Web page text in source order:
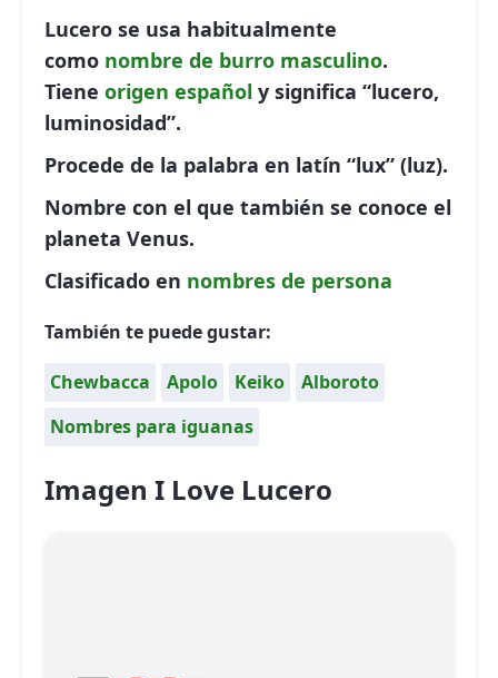
Lucero se usa habitualmente
como nombre de burro masculino.
Tiene origen español y significa “lucero,
luminosidad”.
Procede de la palabra en latín “lux” (luz).
Nombre con el que también se conoce el
planeta Venus.
Clasificado en nombres de persona
También te puede gustar:
Chewbacca Apolo Keiko
Alboroto
Nombres para iguanas
Imagen I Love Lucero